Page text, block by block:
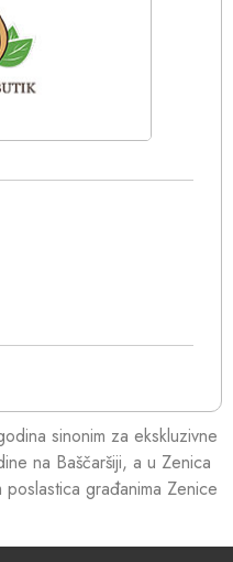
sinonim za ekskluzivne
na Baščaršiji, a u Zenica
građanima Zenice